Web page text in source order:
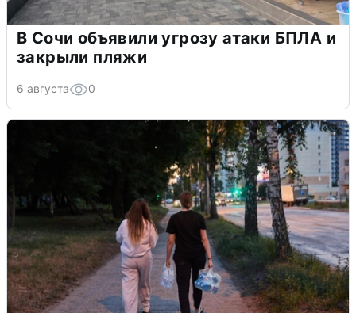
В Сочи объявили угрозу атаки БПЛА и
закрыли пляжи
6 августа 0